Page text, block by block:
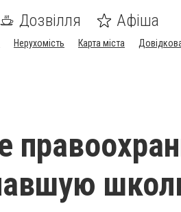
Дозвілля Афіша
Нерухомість Карта міста